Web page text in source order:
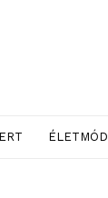
ÉLETMÓD